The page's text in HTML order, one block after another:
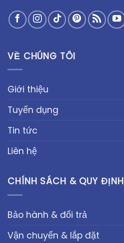
VỀ CHÚNG TÔI
Giới thiệu
Tuyển dụng
Tin tức
Liên hệ
CHÍNH SÁCH & QUY ĐỊNH
Bảo hành & đổi trả
Vận chuyển & lắp đặt